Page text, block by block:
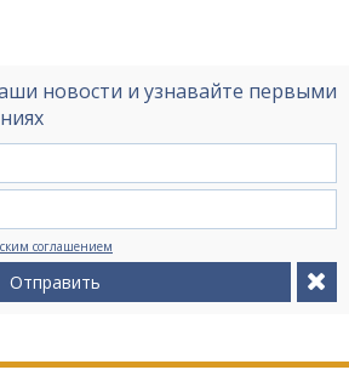
новости и узнавайте первыми
соглашением
Отправить